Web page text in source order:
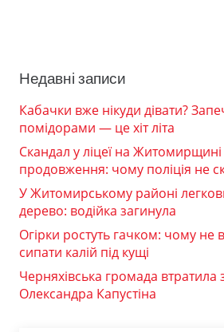
Недавні записи
Кабачки вже нікуди дівати?
помідорами — це хіт літа
Скандал у ліцеї на
продовження: чому поліція не
У Житомирському районі
дерево: водійка загинула
Огірки ростуть гачком: чому не
сипати калій під кущі
Черняхівська громада втратила
Олександра Капустіна